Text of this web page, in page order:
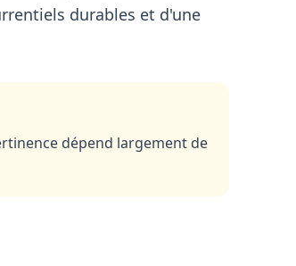
durables et d'une
dépend largement de